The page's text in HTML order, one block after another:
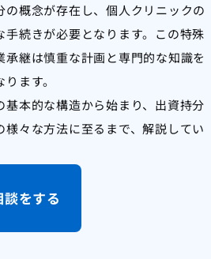
の概念が存在し、個人クリニックの
続きが必要となります。この特殊
継は慎重な計画と専門的な知識を
ます。
本的な構造から始まり、出資持分
々な方法に至るまで、解説してい
をする